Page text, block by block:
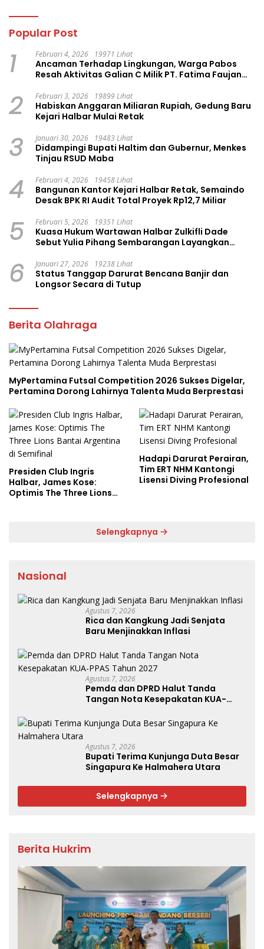
Popular Post
1 Februari 4, 2026 19971 Lihat
Ancaman Terhadap Lingkungan, Warga Pabos
Resah Aktivitas Galian C Milik PT. Fatima Faujan
2 Februari 3, 2026 19899 Lihat
Habiskan Anggaran Miliaran Rupiah, Gedung Baru
Kejari Halbar Mulai Retak
3 Januari 30, 2026 19483 Lihat
Didampingi Bupati Haltim dan Gubernur, Menkes
Tinjau RSUD Maba
4 Februari 4, 2026 19458 Lihat
Bangunan Kantor Kejari Halbar Retak, Semaindo
Desak BPK RI Audit Total Proyek Rp12,7 Miliar
5 Februari 5, 2026 19351 Lihat
Kuasa Hukum Wartawan Halbar Zulkifli Dade
Sebut Yulia Pihang Sembarangan Layangkan
6 Januari 27, 2026 19238 Lihat
Status Tanggap Darurat Bencana Banjir dan
Longsor Secara di Tutup
Berita Olahraga
MyPertamina Futsal Competition 2026 Sukses Digelar,
Pertamina Dorong Lahirnya Talenta Muda Berprestasi
Presiden Club Ingris
Halbar, James Kose:
Optimis The Three Lions
Hadapi Darurat Perairan,
Tim ERT NHM Kantongi
Lisensi Diving Profesional
Selengkapnya
Nasional
Agustus 7, 2026
Rica dan Kangkung Jadi Senjata
Baru Menjinakkan Inflasi
Agustus 7, 2026
Pemda dan DPRD Halut Tanda
Tangan Nota Kesepakatan KUA-
Agustus 7, 2026
Bupati Terima Kunjunga Duta Besar
Singapura Ke Halmahera Utara
Selengkapnya
Berita Hukrim